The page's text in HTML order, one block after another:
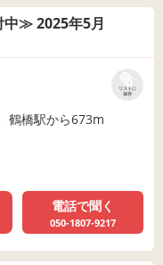
≫ 2025年5月
リストに
保存
鶴橋駅から673m
電話で聞く
050-1807-9217